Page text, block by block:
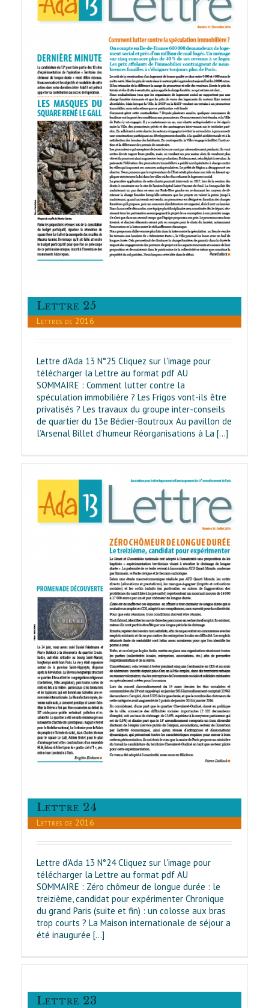
Lettre 25
Lettres de 2016
Lettre d'Ada 13 N°25 Cliquez sur l'image pour
télécharger la Lettre au format pdf AU
SOMMAIRE : Comment lutter contre la
spéculation immobilière ? Les Frigos vont-ils être
privatisés ? Les travaux du groupe inter-conseils
de quartier du 13e Bédier-Boutroux Au pavillon de
l’Arsenal Billet d’humeur Réorganisations à La [...]
Lettre 24
Lettres de 2016
Lettre d'Ada 13 N°24 Cliquez sur l'image pour
télécharger la Lettre au format pdf AU
SOMMAIRE : Zéro chômeur de longue durée : le
treizième, candidat pour expérimenter Chronique
du grand Paris (suite et fin) : un colosse aux bras
trop courts ? La Maison internationale de séjour a
été inaugurée [...]
Lettre 23